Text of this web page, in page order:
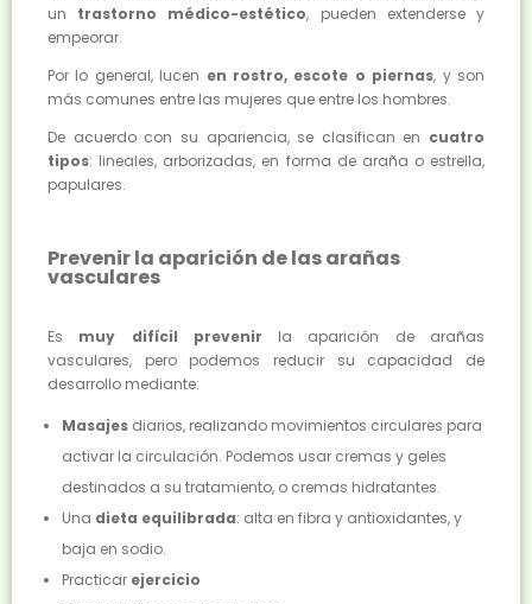
un trastorno médico-estético, pueden extenderse y
empeorar.
Por lo general, lucen en rostro, escote o piernas, y son
más comunes entre las mujeres que entre los hombres.
De acuerdo con su apariencia, se clasifican en cuatro
tipos: lineales, arborizadas, en forma de araña o estrella,
papulares.
Prevenir la aparición de las arañas
vasculares
Es muy difícil prevenir la aparición de arañas
vasculares, pero podemos reducir su capacidad de
desarrollo mediante:
Masajes diarios, realizando movimientos circulares para
activar la circulación. Podemos usar cremas y geles
destinados a su tratamiento, o cremas hidratantes.
Una dieta equilibrada: alta en fibra y antioxidantes, y
baja en sodio.
Practicar ejercicio